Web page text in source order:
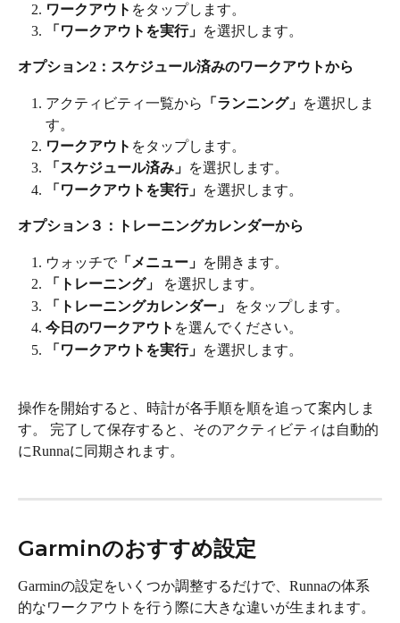
ワークアウト をタップします。
「ワークアウトを実行」 を選択します。
オプション2：スケジュール済みのワークアウトから
アクティビティ一覧から 「ランニング」 を選択しま
す。
ワークアウト をタップします。
「スケジュール済み」 を選択します。
「ワークアウトを実行」 を選択します。
オプション３：トレーニングカレンダーから
ウォッチで「メニュー」 を開きます。
「トレーニング」
を選択します。
「トレーニングカレンダー」
をタップします。
今日のワークアウト を選んでください。
「ワークアウトを実行」 を選択します。
操作を開始すると、時計が各手順を順を追って案内しま
す。 完了して保存すると、そのアクティビティは自動的
にRunnaに同期されます。
Garminのおすすめ設定
Garminの設定をいくつか調整するだけで、Runnaの体系
的なワークアウトを行う際に大きな違いが生まれます。